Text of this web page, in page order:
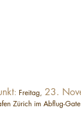
: Freitag, 23.
Zürich im Abflug-